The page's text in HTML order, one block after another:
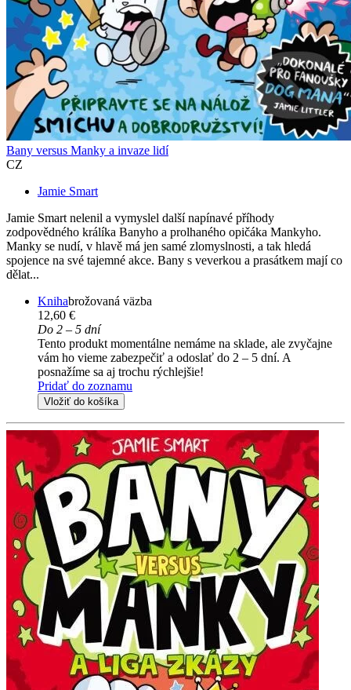
Bany versus Manky a invaze lidí
CZ
Jamie Smart
Jamie Smart nelenil a vymyslel další napínavé příhody
zodpovědného králíka Banyho a prolhaného opičáka Mankyho.
Manky se nudí, v hlavě má jen samé zlomyslnosti, a tak hledá
spojence na své tajemné akce. Bany s veverkou a prasátkem mají co
dělat...
Knihabrožovaná väzba
12,60 €
Do 2 – 5 dní
Tento produkt momentálne nemáme na sklade, ale zvyčajne
vám ho vieme zabezpečiť a odoslať do 2 – 5 dní. A
posnažíme sa aj trochu rýchlejšie!
Pridať do zoznamu
Vložiť do košíka